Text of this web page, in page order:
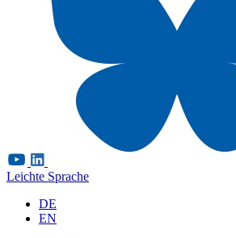
Leichte Sprache
DE
EN